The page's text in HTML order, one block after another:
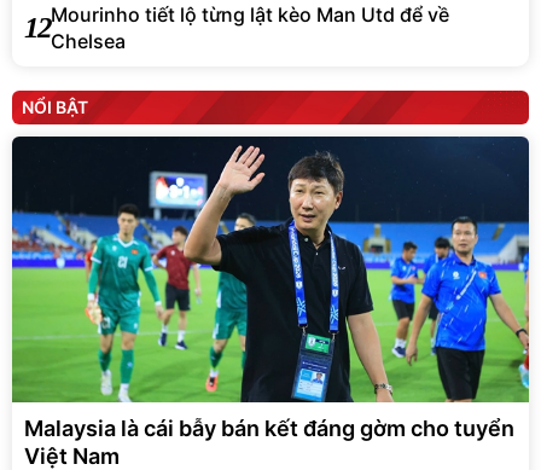
12Mourinho tiết lộ từng lật kèo Man Utd để về
Chelsea
NỔI BẬT
Malaysia là cái bẫy bán kết đáng gờm cho tuyển
Việt Nam